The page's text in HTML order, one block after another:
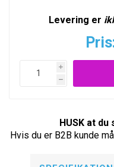
Levering er
i
h
HUSK at
Hvis du er B2B kunde